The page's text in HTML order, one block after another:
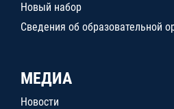
Новый набор
Сведения об образовательной
МЕДИА
Новости